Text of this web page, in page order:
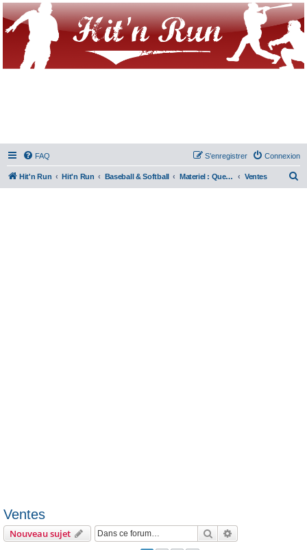
FAQ Connexion
S’enregistrer
Hit'n Run Hit'n Run Baseball & Softball Materiel : Question/Achat/Vente Ventes
Ventes
Nouveau sujet Rechercher